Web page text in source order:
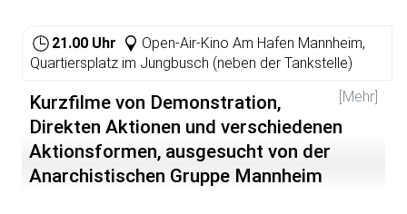
21.00 Uhr
Open-Air-Kino Am Hafen Mannheim,
Quartiersplatz im Jungbusch (neben der Tankstelle)
[Mehr]
Kurzfilme von Demonstration,
Direkten Aktionen und verschiedenen
Aktionsformen, ausgesucht von der
Anarchistischen Gruppe Mannheim